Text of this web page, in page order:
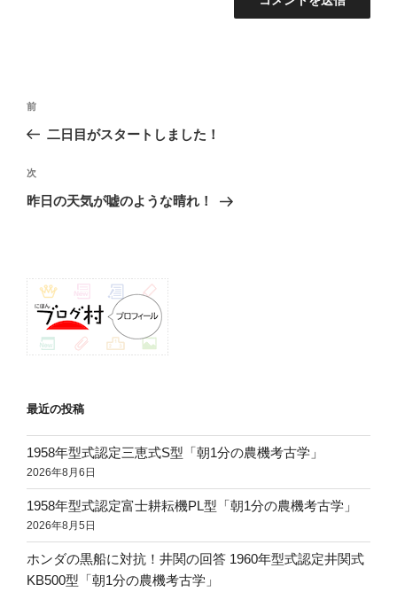
投
ナ
ビ
ゲ
ン
前
の
稿
前
二日目がスタートしました！
次
の
次
昨日の天気が嘘のような晴れ！
最近の投稿
1958年型式認定三恵式S型「朝1分の農機考古学」
2026年8月6日
1958年型式認定富士耕耘機PL型「朝1分の農機考古学」
2026年8月5日
ホンダの黒船に対抗！井関の回答 1960年型式認定井関式
KB500型「朝1分の農機考古学」